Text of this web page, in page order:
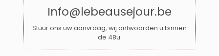
Info@lebeausejour.be
Stuur ons uw aanvraag, wij antwoorden u binnen
de 48u.